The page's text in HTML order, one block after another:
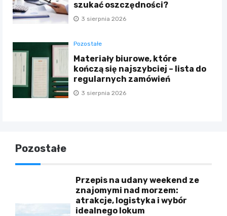
szukać oszczędności?
3 sierpnia 2026
Pozostałe
Materiały biurowe, które
kończą się najszybciej – lista do
regularnych zamówień
3 sierpnia 2026
Pozostałe
Przepis na udany weekend ze
znajomymi nad morzem:
atrakcje, logistyka i wybór
idealnego lokum